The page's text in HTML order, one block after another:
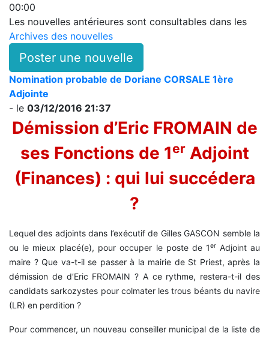
00:00
Les nouvelles antérieures sont consultables dans les
Archives des nouvelles
Poster une nouvelle
Nomination probable de Doriane CORSALE 1ère
Adjointe
- le 03/12/2016 21:37
Démission d’Eric FROMAIN de
ses Fonctions de 1erAdjoint
(Finances) : qui lui succédera
?
Lequel des adjoints dans l’exécutif de Gilles GASCON semble la
ou le mieux placé(e), pour occuper le poste de 1erAdjoint au
maire ? Que va-t-il se passer à la mairie de St Priest, après la
démission de d’Eric FROMAIN ? A ce rythme, restera-t-il des
candidats sarkozystes pour colmater les trous béants du navire
(LR) en perdition ?
Pour commencer, un nouveau conseiller municipal de la liste de